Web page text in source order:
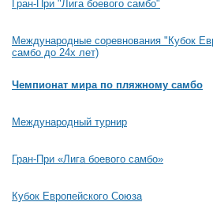
Гран-При "Лига боевого самбо"
Международные соревнования "Кубок
самбо до 24х лет)
Чемпионат мира по пляжному самбо
Международный турнир
Гран-При «Лига боевого самбо»
Кубок Европейского Союза